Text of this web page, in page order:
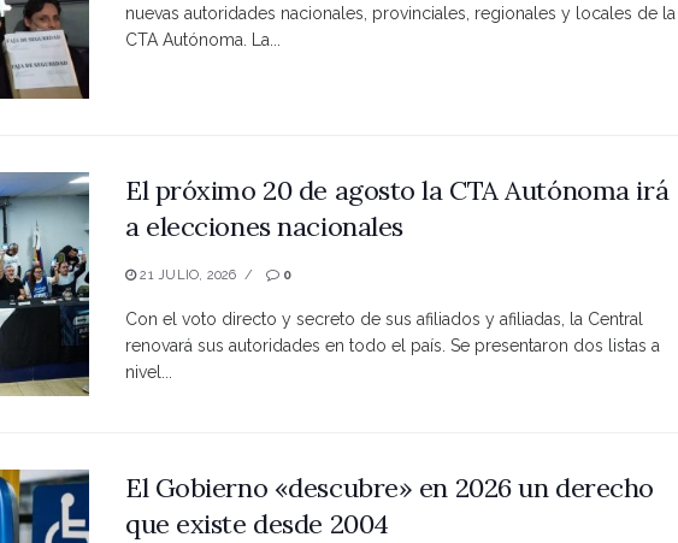
nuevas autoridades nacionales, provinciales, regionales y locales de la
CTA Autónoma. La...
El próximo 20 de agosto la CTA Autónoma irá
a elecciones nacionales
21 JULIO, 2026 0
Con el voto directo y secreto de sus afiliados y afiliadas, la Central
renovará sus autoridades en todo el país. Se presentaron dos listas a
nivel...
El Gobierno «descubre» en 2026 un derecho
que existe desde 2004